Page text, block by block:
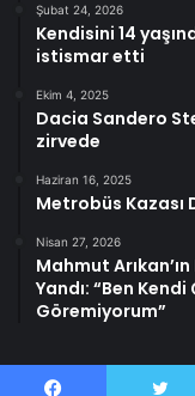
Şubat 24, 2026
Kendisini 14
istismar etti
Ekim 4, 2025
Dacia Sandero
zirvede
Haziran 16, 2025
Metrobüs Kazası
Nisan 27, 2026
Mahmut
Yandı: “Ben
Göremiyorum”